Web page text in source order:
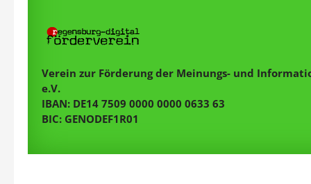
Verein zur Förderung der Meinungs- und
e.V.
IBAN: DE14 7509 0000 0000 0633 63
BIC: GENODEF1R01